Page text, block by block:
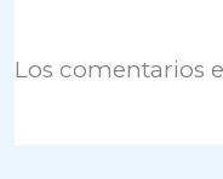
Los comentarios